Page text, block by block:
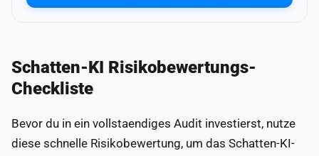
Schatten-KI Risikobewertungs-
Checkliste
Bevor du in ein vollstaendiges Audit investierst, nutze
diese schnelle Risikobewertung, um das Schatten-KI-